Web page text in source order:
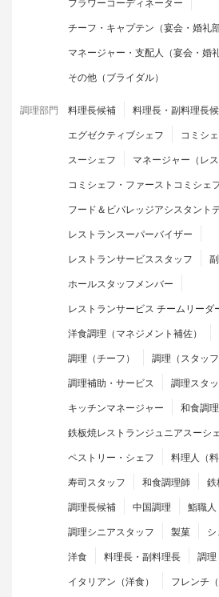
チーフ・キャプテン（宴会・婚礼部
マネージャー・支配人（宴会・婚
その他（ブライダル）
調理部門 料理長候補 料理長・副料理長
エグゼクティブシェフ
コミシ
スーシェフ
マネージャー（レス
コミシェフ・ファーストコミシェ
フード＆ビバレッジアシスタント
レストランスーパーバイザー
レストランサービススタッフ
ホールスタッフメンバー
レストランサービス チームリーダ
洋食調理（マネジメント補佐）
調理（チーフ）
調理（スタッフ
調理補助・サービス
調理スタ
キッチンマネージャー
和食調
鉄板焼レストランジュニアスーシ
ペストリー・シェフ
料理人（
寿司スタッフ
和食調理師
鉄
調理長候補
中国調理 鮨職人
調理シニアスタッフ
製菓
洋食
料理長・副料理長 調理
イタリアン（洋食）
フレンチ（